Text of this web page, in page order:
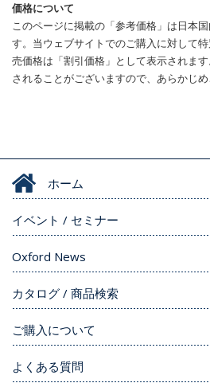
価格について
このページに掲載の「参考価格」は日本
す。当ウェブサイトでのご購入に対して
売価格は「割引価格」として表示されま
されることがございますので、あらかじめ
ホーム
イベント / セミナー
Oxford News
カタログ / 商品検索
ご購入について
よくある質問